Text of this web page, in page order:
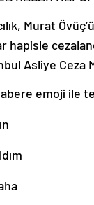
Murat
hapisle
Asliye Ceza
emoji ile